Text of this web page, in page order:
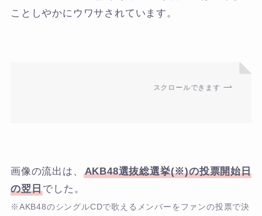
ことしやかにウワサされています。
スクロールできます
画像の流出は、
AKB48選抜総選挙(※)の投票開始日
の翌日でした。
※AKB48のシングルCDで歌えるメンバーをファンの投票で決